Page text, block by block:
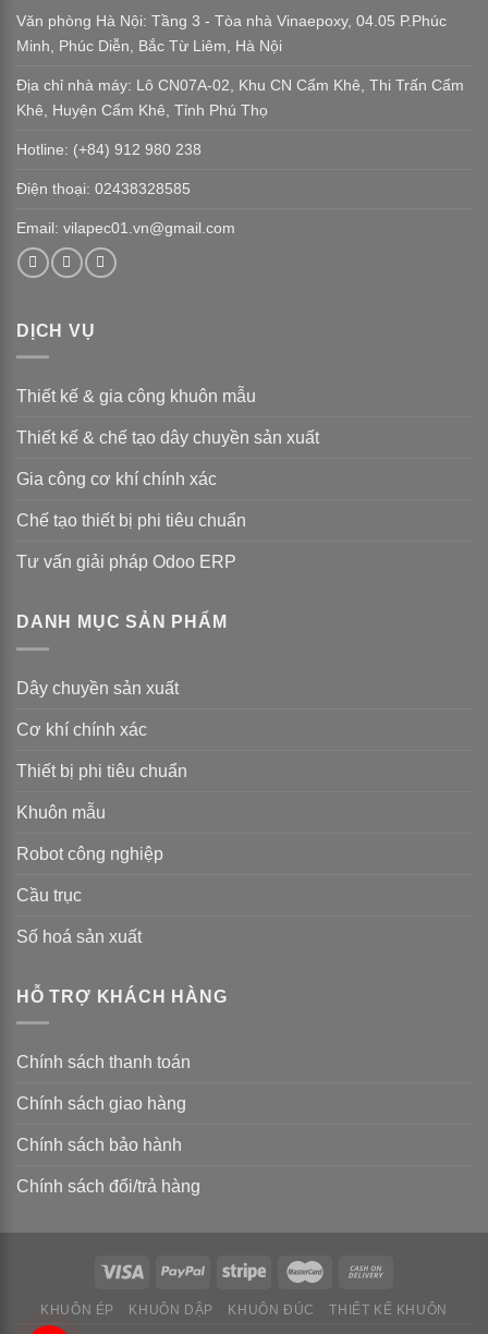
Văn phòng Hà Nội: Tầng 3 - Tòa nhà Vinaepoxy, 04.05 P.Phúc
Minh, Phúc Diễn, Bắc Từ Liêm, Hà Nội
Địa chỉ nhà máy: Lô CN07A-02, Khu CN Cẩm Khê, Thi Trấn Cẩm
Khê, Huyện Cẩm Khê, Tỉnh Phú Thọ
Hotline: (+84) 912 980 238
Điện thoại: 02438328585
Email: vilapec01.vn@gmail.com
DỊCH VỤ
Thiết kế & gia công khuôn mẫu
Thiết kế & chế tạo dây chuyền sản xuất
Gia công cơ khí chính xác
Chế tạo thiết bị phi tiêu chuẩn
Tư vấn giải pháp Odoo ERP
DANH MỤC SẢN PHẨM
Dây chuyền sản xuất
Cơ khí chính xác
Thiết bị phi tiêu chuẩn
Khuôn mẫu
Robot công nghiệp
Cầu trục
Số hoá sản xuất
HỖ TRỢ KHÁCH HÀNG
Chính sách thanh toán
Chính sách giao hàng
Chính sách bảo hành
Chính sách đổi/trả hàng
KHUÔN ÉP KHUÔN DẬP KHUÔN ĐÚC THIẾT KẾ KHUÔN